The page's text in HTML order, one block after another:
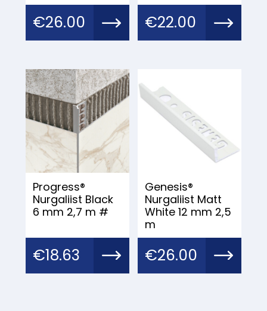
€26.00 €22.00
Progress®
Nurgaliist Black
6 mm 2,7 m #
€18.63
Genesis®
Nurgaliist Matt
White 12 mm 2,5
m
€26.00